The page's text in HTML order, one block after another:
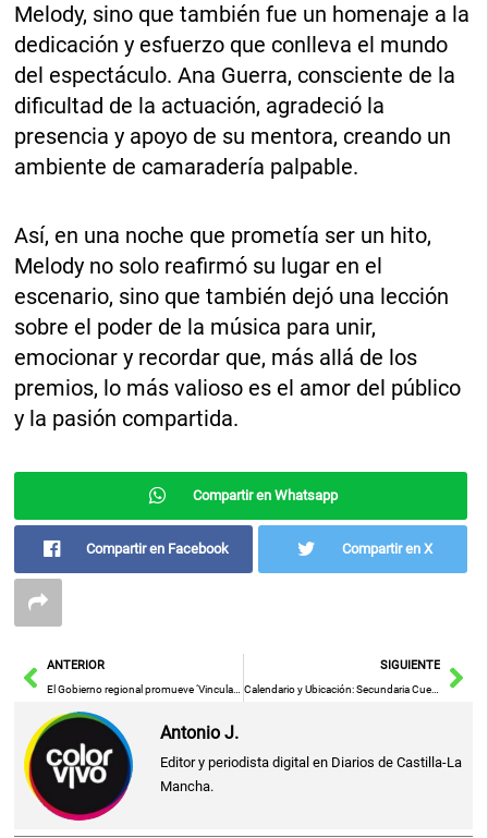
Melody, sino que también fue un homenaje a la
dedicación y esfuerzo que conlleva el mundo
del espectáculo. Ana Guerra, consciente de la
dificultad de la actuación, agradeció la
presencia y apoyo de su mentora, creando un
ambiente de camaradería palpable.
Así, en una noche que prometía ser un hito,
Melody no solo reafirmó su lugar en el
escenario, sino que también dejó una lección
sobre el poder de la música para unir,
emocionar y recordar que, más allá de los
premios, lo más valioso es el amor del público
y la pasión compartida.
Compartir en Whatsapp
Compartir en Facebook Compartir en X
AntANTERIOR
El Gobierno regional promueve ‘Vinculadas’, una exposición que resalta la labor de las mujeres de Ciudad Real desde el siglo XIX
SIGUIENTE
Calendario y Ubicación: Secundaria Cuenca 2025/26
Antonio J.
Editor y periodista digital en Diarios de Castilla-La
Mancha.